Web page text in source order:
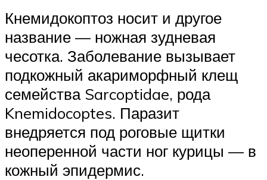
Кнемидокоптоз носит и другое
название — ножная зудневая
чесотка. Заболевание вызывает
подкожный акариморфный клещ
семейства Sarcoptidae, рода
Knemidocoptes. Паразит
внедряется под роговые щитки
неоперенной части ног курицы — в
кожный эпидермис.